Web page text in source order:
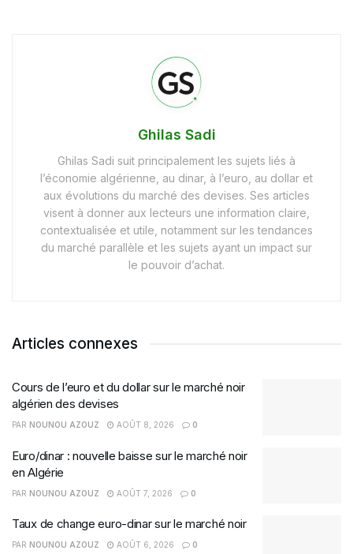
Ghilas Sadi
Ghilas Sadi suit principalement les sujets liés à
l’économie algérienne, au dinar, à l’euro, au dollar et
aux évolutions du marché des devises. Ses articles
visent à donner aux lecteurs une information claire,
contextualisée et utile, notamment sur les tendances
du marché parallèle et les sujets ayant un impact sur
le pouvoir d’achat.
Articles connexes
Cours de l’euro et du dollar sur le marché noir
algérien des devises
PAR NOUNOU AZOUZ AOÛT 8, 2026 0
Euro/dinar : nouvelle baisse sur le marché noir
en Algérie
PAR NOUNOU AZOUZ AOÛT 7, 2026 0
Taux de change euro-dinar sur le marché noir
PAR NOUNOU AZOUZ AOÛT 6, 2026 0